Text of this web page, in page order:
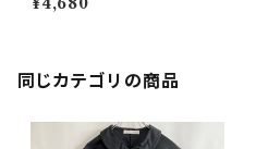
ミリタリー
同じカテゴリの商品